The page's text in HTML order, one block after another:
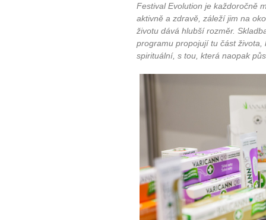
Festival Evolution je každoročně
aktivně a zdravě, záleží jim na
životu dává hlubší rozměr.
programu propojují tu část
spirituální, s tou, která naopak